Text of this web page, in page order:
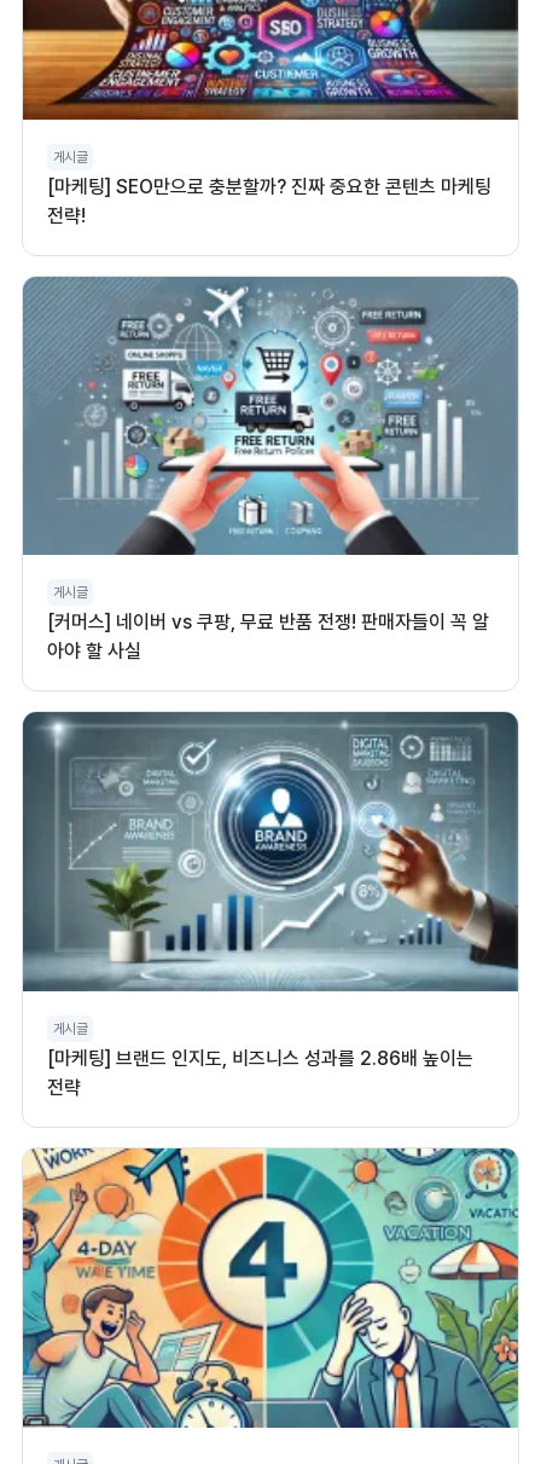
게시글
[마케팅] SEO만으로 충분할까? 진짜 중요한 콘텐츠 마케팅
전략!
게시글
[커머스] 네이버 vs 쿠팡, 무료 반품 전쟁! 판매자들이 꼭 알
아야 할 사실
게시글
[마케팅] 브랜드 인지도, 비즈니스 성과를 2.86배 높이는
전략